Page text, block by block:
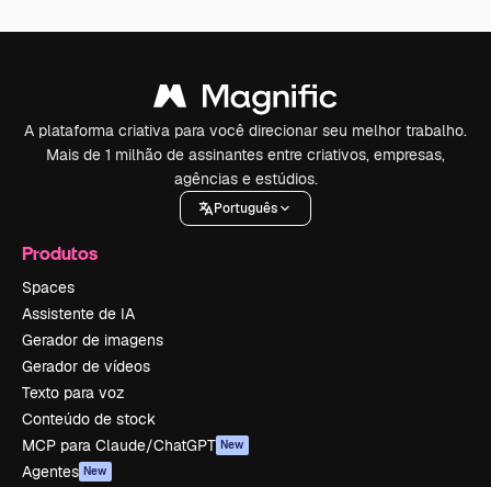
A plataforma criativa para você direcionar seu melhor trabalho.
Mais de 1 milhão de assinantes entre criativos, empresas,
agências e estúdios.
Português
Produtos
Spaces
Assistente de IA
Gerador de imagens
Gerador de vídeos
Texto para voz
Conteúdo de stock
MCP para Claude/ChatGPT New
Agentes New